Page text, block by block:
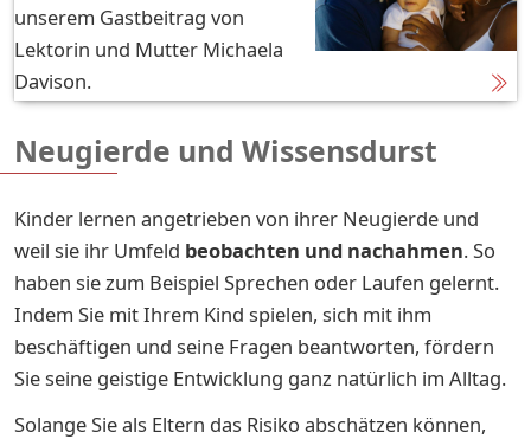
unserem Gastbeitrag von
Lektorin und Mutter Michaela
Davison.
Neugierde und Wissensdurst
Kinder lernen angetrieben von ihrer Neugierde und
weil sie ihr Umfeld beobachten und nachahmen. So
haben sie zum Beispiel Sprechen oder Laufen gelernt.
Indem Sie mit Ihrem Kind spielen, sich mit ihm
beschäftigen und seine Fragen beantworten, fördern
Sie seine geistige Entwicklung ganz natürlich im Alltag.
Solange Sie als Eltern das Risiko abschätzen können,